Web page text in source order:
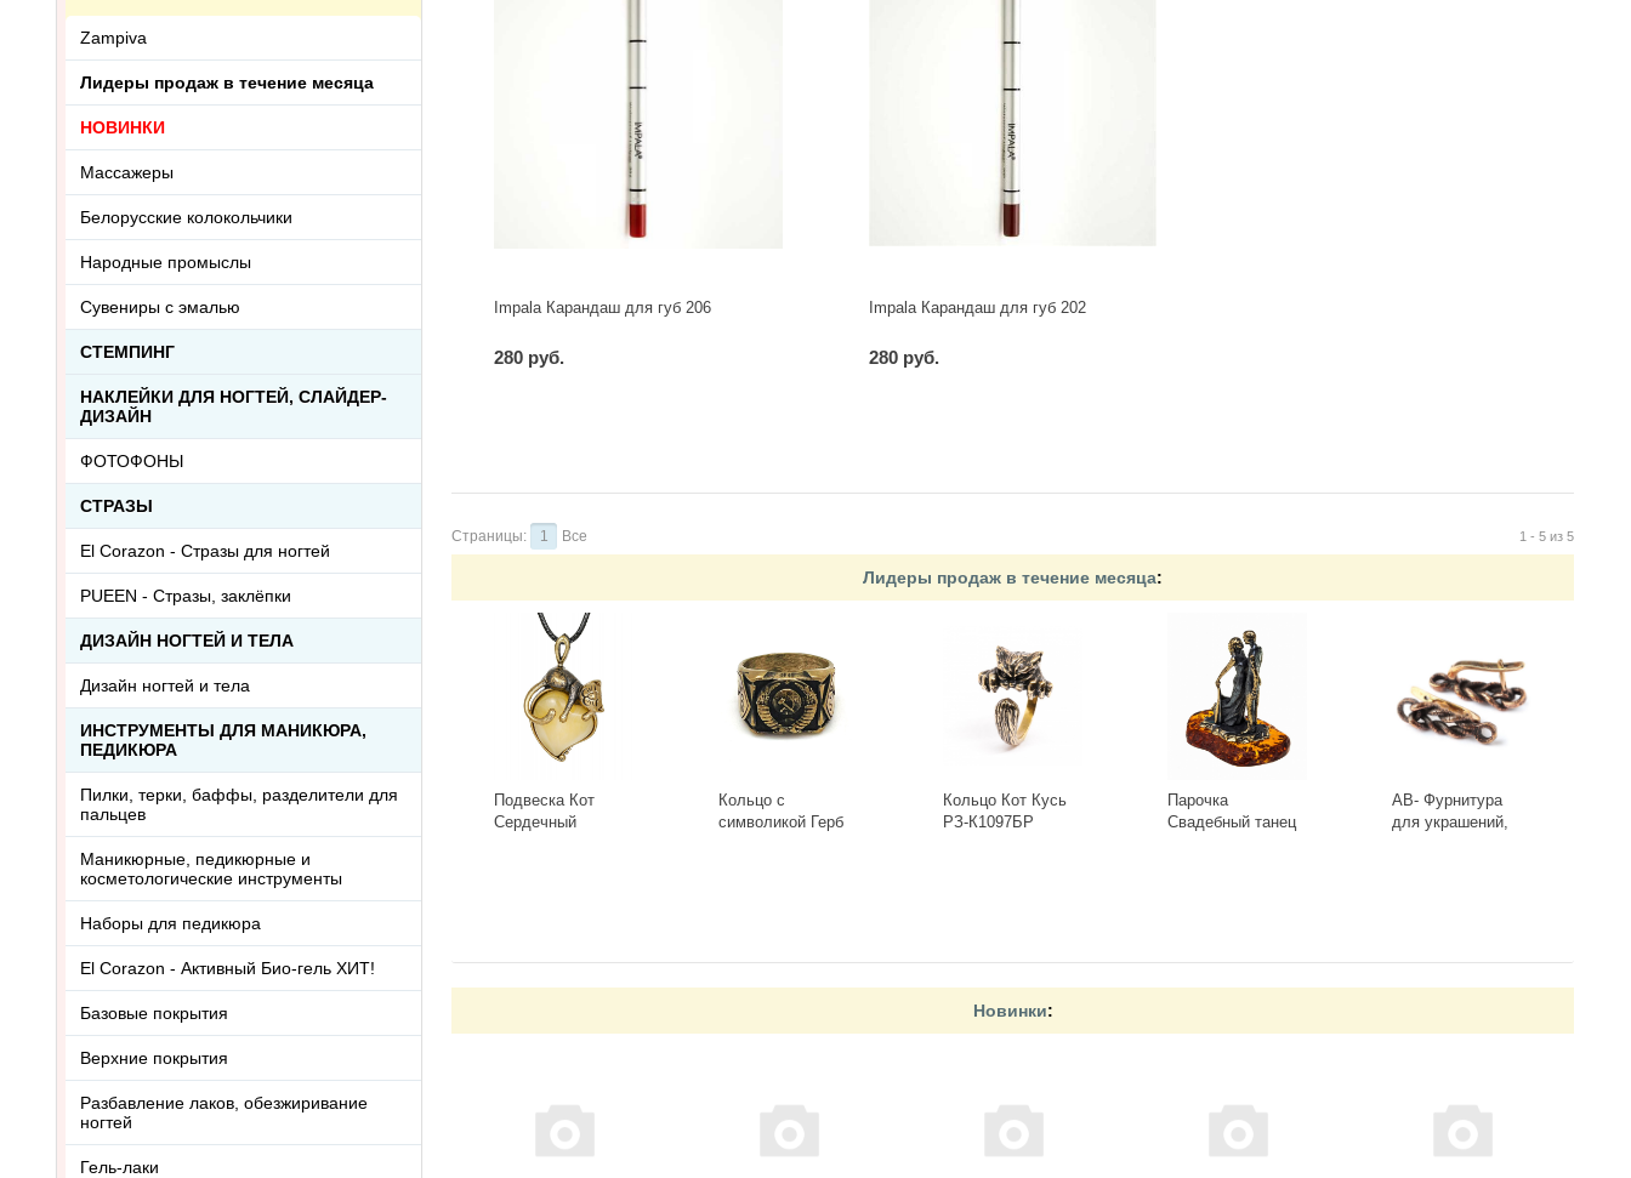
Impala Карандаш для губ 206
280 руб.
Impala Карандаш для губ 202
280 руб.
1 - 5 из 5
Страницы: 1 Все
Лидеры продаж в течение месяца:
Подвеска Кот
Сердечный
Кольцо с
символикой Герб
Кольцо Кот Кусь
РЗ-К1097БР
Парочка
Свадебный танец
AB- Фурнитура
для украшений,
Новинки:
Zampiva
Лидеры продаж в течение месяца
НОВИНКИ
Массажеры
Белорусские колокольчики
Народные промыслы
Сувениры с эмалью
СТЕМПИНГ
НАКЛЕЙКИ ДЛЯ НОГТЕЙ, СЛАЙДЕР-
ДИЗАЙН
ФОТОФОНЫ
СТРАЗЫ
El Corazon - Стразы для ногтей
PUEEN - Cтразы, заклёпки
ДИЗАЙН НОГТЕЙ И ТЕЛА
Дизайн ногтей и тела
ИНСТРУМЕНТЫ ДЛЯ МАНИКЮРА,
ПЕДИКЮРА
Пилки, терки, баффы, разделители для
пальцев
Маникюрные, педикюрные и
косметологические инструменты
Наборы для педикюра
El Corazon - Активный Био-гель ХИТ!
Базовые покрытия
Верхние покрытия
Разбавление лаков, обезжиривание
ногтей
Гель-лаки